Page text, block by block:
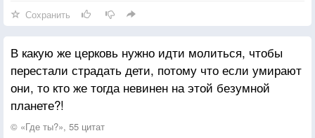
Сохранить
В какую же церковь нужно идти молиться, чтобы
перестали страдать дети, потому что если умирают
они, то кто же тогда невинен на этой безумной
планете?!
© «Где ты?», 55 цитат